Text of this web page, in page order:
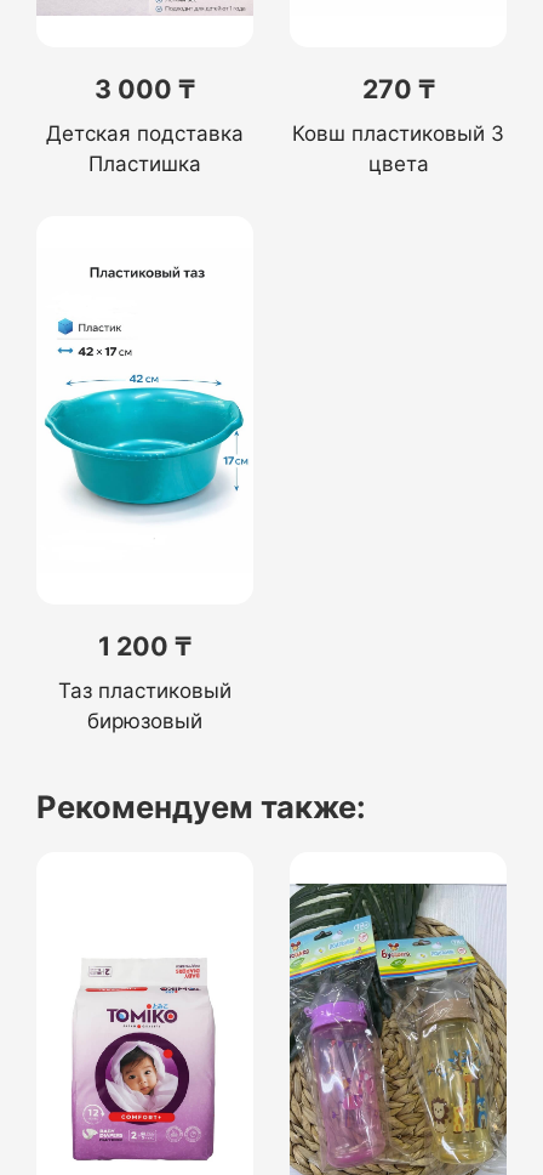
3 000 ₸
Детская подставка
Пластишка
270 ₸
Ковш пластиковый 3
цвета
1 200 ₸
Таз пластиковый
бирюзовый
Рекомендуем также: